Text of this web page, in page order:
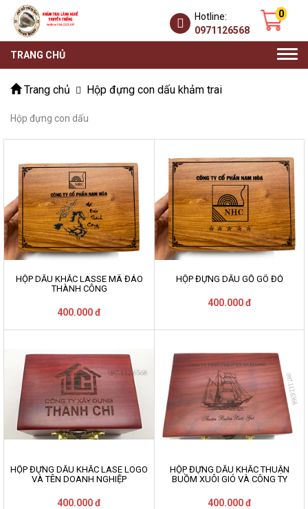
0
Hotline:
0971126568
TRANG CHỦ
Trang chủ Hộp đựng con dấu khảm trai
Hộp đựng con dấu
HỘP DẤU KHẮC LASSE MÃ ĐÁO
THÀNH CÔNG
400.000 đ
HỘP ĐỰNG DẤU GỖ GÕ ĐỎ
400.000 đ
HỘP ĐỰNG DẤU KHẮC LASE LOGO
VÀ TÊN DOANH NGHIỆP
400.000 đ
HỘP ĐỰNG DẤU KHẮC THUẬN
BUỒM XUÔI GIÓ VÀ CÔNG TY
400.000 đ